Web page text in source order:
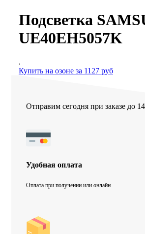
Подсветка
UE40EH5057K
.
Купить на озоне за 1127 руб
Отправим сегодня при заказе до
Удобная оплата
Оплата при получении или онлайн